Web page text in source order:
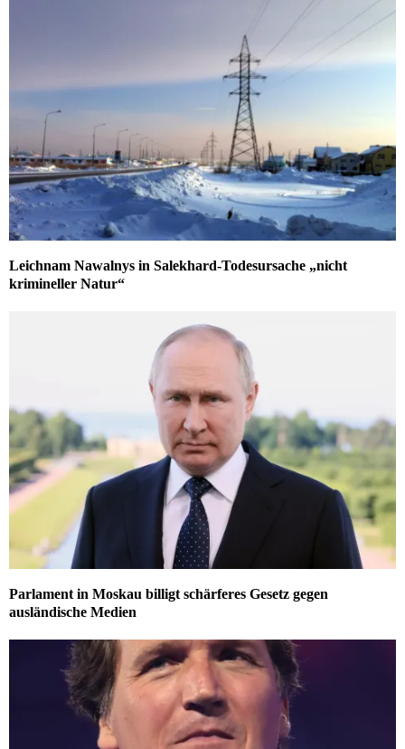
Leichnam Nawalnys in Salekhard-Todesursache „nicht
krimineller Natur“
Parlament in Moskau billigt schärferes Gesetz gegen
ausländische Medien